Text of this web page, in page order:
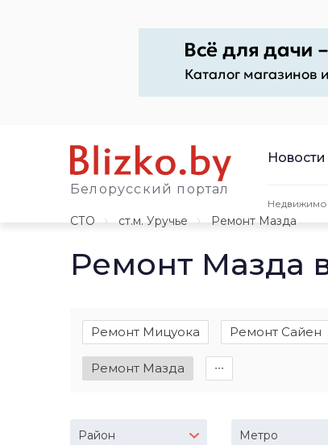
Белорусский портал
Новости
СТО
ст.м. Уручье Ремонт Мазда
Ремонт Мазда
Ремонт Мицуока Ремонт Сайен
Ремонт Мазда ∙∙∙
Район Метро